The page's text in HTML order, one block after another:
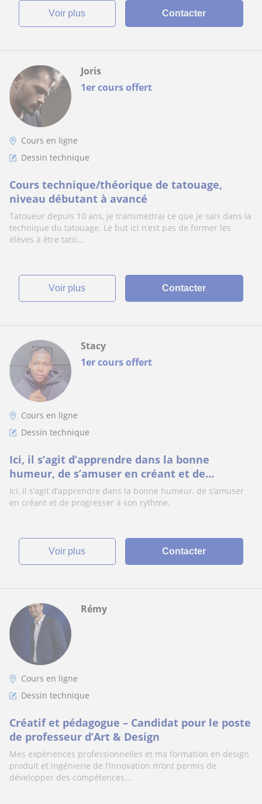
voir plus Contacter
1er cours offert
Joris
Cours en ligne
Dessin technique
Cours technique/théorique de tatouage,
niveau débutant à avancé
Tatoueur depuis 10 ans, je transmettrai ce que je sais dans la
technique du tatouage. Le but ici n’est pas de former les
élèves à être tato...
voir plus Contacter
1er cours offert
Stacy
Cours en ligne
Dessin technique
Ici, il s’agit d’apprendre dans la bonne
humeur, de s’amuser en créant et de
progresser à son rythme
Ici, il s’agit d’apprendre dans la bonne humeur, de s’amuser
en créant et de progresser à son rythme.
voir plus Contacter
Rémy
Cours en ligne
Dessin technique
Créatif et pédagogue – Candidat pour le poste
de professeur d’Art & Design
Mes expériences professionnelles et ma formation en design
produit et ingénierie de l’innovation m’ont permis de
développer des compétences...